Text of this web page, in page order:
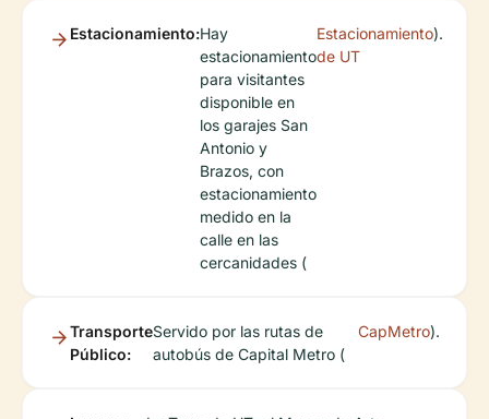
Estacionamiento:Hay
estacionamiento
para visitantes
disponible en
los garajes San
Antonio y
Brazos, con
estacionamiento
medido en la
calle en las
cercanidades (
Estacionamiento
de UT
).
Transporte
Público:
Servido por las rutas de
autobús de Capital Metro (
CapMetro).